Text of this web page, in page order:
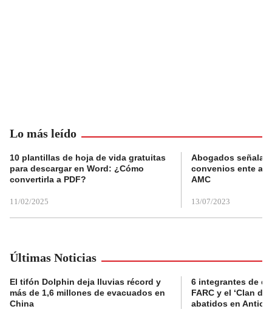
Lo más leído
10 plantillas de hoja de vida gratuitas
para descargar en Word: ¿Cómo
convertirla a PDF?
11/02/2025
Abogados
convenios ente
AMC
13/07/2023
Últimas Noticias
El tifón Dolphin deja lluvias récord y
más de 1,6 millones de evacuados en
China
6 integrantes de
FARC y el ‘Clan
abatidos en